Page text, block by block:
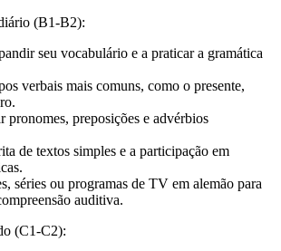
(B1-B2):
seu vocabulário e a praticar a gramática
verbais mais comuns, como o presente,
pronomes, preposições e advérbios
de textos simples e a participação em
séries ou programas de TV em alemão para
auditiva.
(C1-C2):